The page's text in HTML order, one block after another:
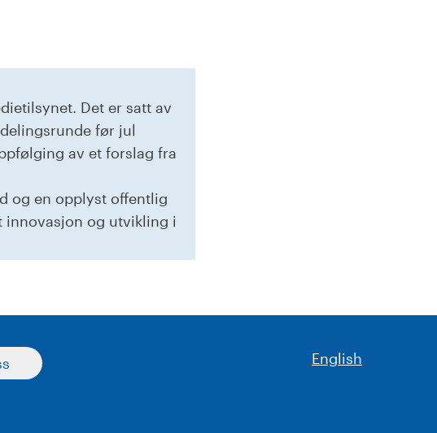
Det er satt av
før jul
av et forslag fra
og en opplyst offentlig
innovasjon og utvikling i
English